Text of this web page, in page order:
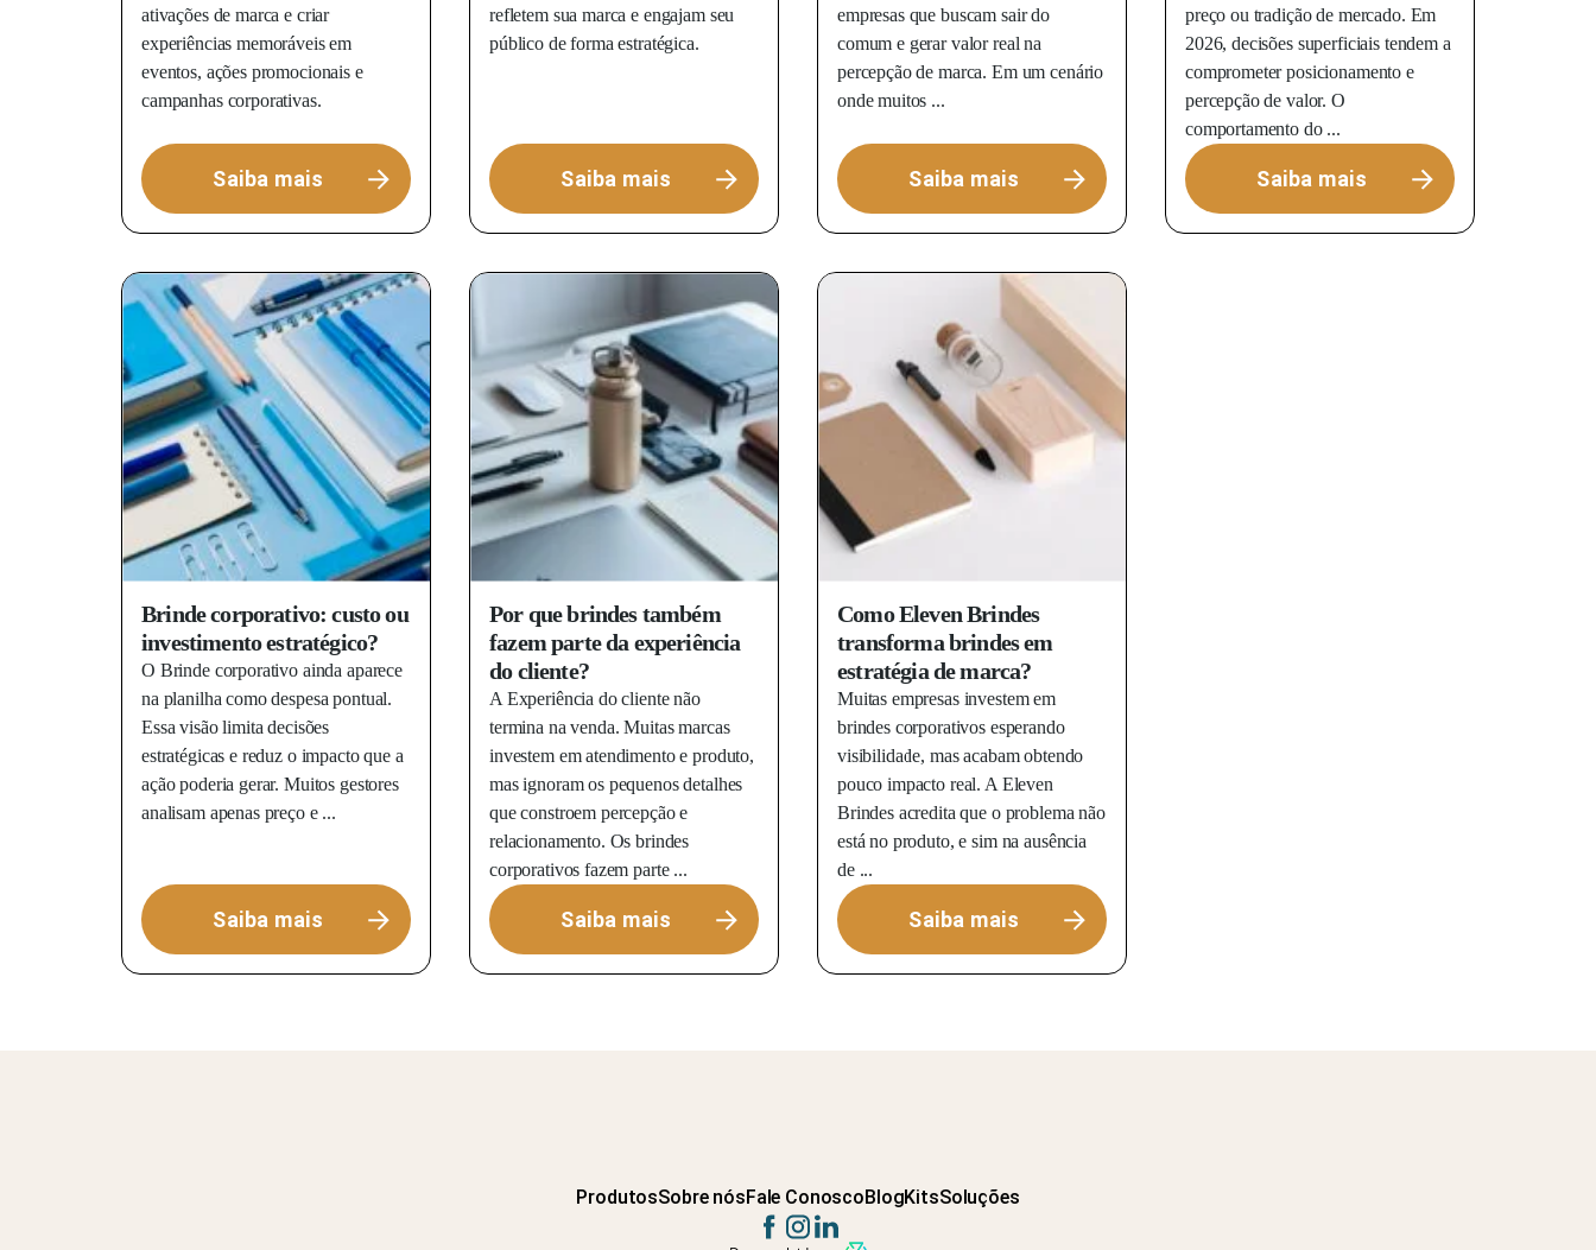
ativações de marca e criar
experiências memoráveis em
eventos, ações promocionais e
campanhas corporativas.
Saiba mais
refletem sua marca e engajam seu
público de forma estratégica.
Saiba mais
empresas que buscam sair do
comum e gerar valor real na
percepção de marca. Em um cenário
onde muitos ...
Saiba mais
preço ou tradição de mercado. Em
2026, decisões superficiais tendem a
comprometer posicionamento e
percepção de valor. O
comportamento do ...
Saiba mais
Brinde corporativo: custo ou
investimento estratégico?
O Brinde corporativo ainda aparece
na planilha como despesa pontual.
Essa visão limita decisões
estratégicas e reduz o impacto que a
ação poderia gerar. Muitos gestores
analisam apenas preço e ...
Saiba mais
Por que brindes também
fazem parte da experiência
do cliente?
A Experiência do cliente não
termina na venda. Muitas marcas
investem em atendimento e produto,
mas ignoram os pequenos detalhes
que constroem percepção e
relacionamento. Os brindes
corporativos fazem parte ...
Saiba mais
Como Eleven Brindes
transforma brindes em
estratégia de marca?
Muitas empresas investem em
brindes corporativos esperando
visibilidade, mas acabam obtendo
pouco impacto real. A Eleven
Brindes acredita que o problema não
está no produto, e sim na ausência
de ...
Saiba mais
ProdutosSobre nósFale ConoscoBlogKitsSoluções